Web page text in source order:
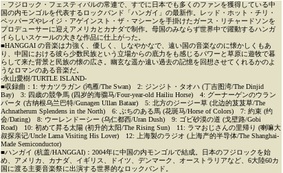
・フジロック・フェスティバルの常連で、すでに日本でも多くのファンを獲得している中
国の内モンゴルを代表するロックバンド「ハンガイ」の最新作。レッド・ホット・チリ・
ペッパーズやレイジ・アゲインスト・ザ・マシーンを手掛けたガース・リチャードソンを
プロデューサーに迎えアメリカとカナダで制作。母国のみならず世界中で躍動するハンガ
イらしいスケールの大きな作品に仕上がった。
■HANGGAI の音楽は力強く、優しく、しなやかなで、遠い国の音楽なのに懐かしくもあ
り、中国における彼ら少数民族という立場からの底力をも感じるパワーと草原に遊牧で暮
らして来た背景と民族の懐の広さ。幽玄な遥か遠い過去の記憶を回想させてくれるかのよ
うなロマンのある音楽だ。
-永山愛樹/TURTLE ISLAND-
■収録曲：1: サカツラガン (鸿雁/The Swan) 2: ジンジト・タオハ (丁吉图湾/The Dinjid
Bay) 3: 四歳の競争馬 (四岁的海骝马/Four-year-old Hailiu Horse) 4: グーナーゲンのウラン
バータ (古纳根乌兰巴特/Gunagen Ullan Bataar) 5: 北方のジージー草 (北边的芨芨草/The
Achnatherum Splendens in the North) 6: ぶちのある馬 (花斑马/Horse of Colors) 7: 約束 (约
会/Dating) 8: ウーレンドーシー (乌仁都西/Uran Dush) 9: ゴビ砂漠の道 (戈壁路/Gobi
Road) 10: 初めて昇る太陽 (初升的太阳/The Rising Sun) 11: ラマおじさんの里帰り (喇嘛大
叔探亲记/Uncle Lama Visiting His Lover) 12: 上海製のラジオ (上海产的半导体/The Shanghai-
Made Semiconductor)
■ハンガイ (杭盖/HANGGAI)：2004年に中国の内モンゴルで結成。日本のフジロックを始
め、アメリカ、カナダ、イギリス、ドイツ、デンマーク、オーストラリアなど、6大陸60カ
国に渡る主要音楽祭に出演する世界的なロックバンド。